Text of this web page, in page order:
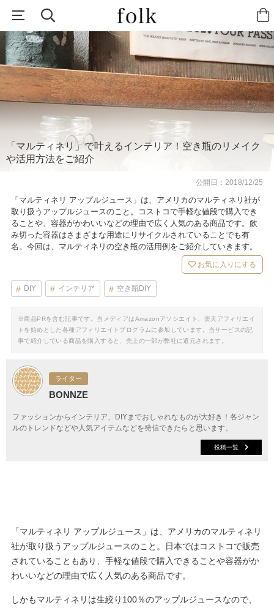
「マルティネリ」で叶えるインテリア！空き瓶のリメイク
や活用方法をご紹介
公開日：2018/12/25
「マルティネリ アップルジュース」は、アメリカのマルティネリ社が
取り扱うアップルジュースのこと。コストコで手軽な値段で購入でき
ることや、容器がかわいいなどの理由で広く人気のある商品です。飲
み切った容器はさまざまな用途にリサイクルされていることでも有
名。今回は、マルティネリの空き瓶の活用例をご紹介していきます。
お気に入りにする
DIY インテリア 空き瓶DIY
※商品PRを含む記事です。当メディアはAmazonアソシエイト、楽天アフィリエイ
トを始めとした各種アフィリエイトプログラムに参加しています。当サービスの記
事で紹介している商品を購入すると、売上の一部が弊社に還元されます。
ライター
BONNZE
ファッションからインテリア、DIYまでおしゃれなものが大好き！各ジャン
ルのトレンドなどや人気アイテムなどを発信できたらと思います。
投稿一覧
「マルティネリ アップルジュース」は、アメリカのマルティネリ
社が取り扱うアップルジュースのこと。日本ではコストコで販売
されていることもあり、手軽な値段で購入できることや容器がか
わいいなどの理由で広く人気のある商品です。
しかもマルティネリは生絞り100％のアップルジュースなので、